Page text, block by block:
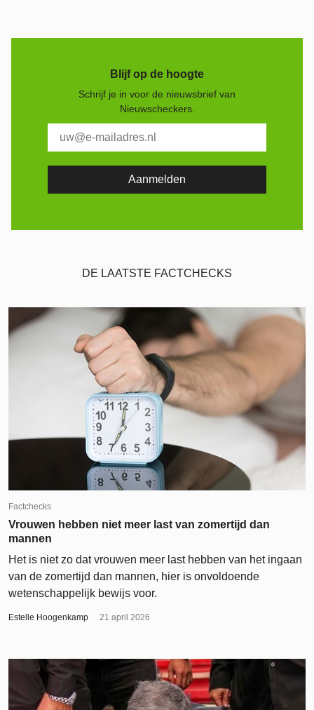
Blijf op de hoogte
Schrijf je in voor de nieuwsbrief van
Nieuwscheckers.
DE LAATSTE FACTCHECKS
Factchecks
Vrouwen hebben niet meer last van zomertijd dan
mannen
Het is niet zo dat vrouwen meer last hebben van het ingaan
van de zomertijd dan mannen, hier is onvoldoende
wetenschappelijk bewijs voor.
Estelle Hoogenkamp 21 april 2026